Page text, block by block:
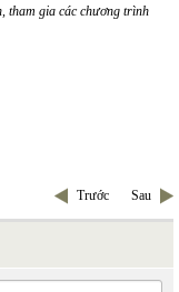
tham gia các chương trình
Trước Sau